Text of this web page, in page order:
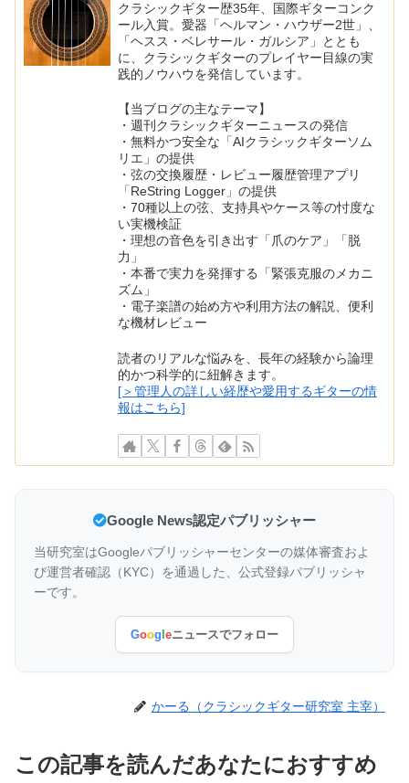
クラシックギター歴35年、国際ギターコンク
ール入賞。愛器「ヘルマン・ハウザー2世」、
「ヘスス・ベレサール・ガルシア」ととも
に、クラシックギターのプレイヤー目線の実
践的ノウハウを発信しています。
【当ブログの主なテーマ】
・週刊クラシックギターニュースの発信
・無料かつ安全な「AIクラシックギターソム
リエ」の提供
・弦の交換履歴・レビュー履歴管理アプリ
「ReString Logger」の提供
・70種以上の弦、支持具やケース等の忖度な
い実機検証
・理想の音色を引き出す「爪のケア」「脱
力」
・本番で実力を発揮する「緊張克服のメカニ
ズム」
・電子楽譜の始め方や利用方法の解説、便利
な機材レビュー
読者のリアルな悩みを、長年の経験から論理
的かつ科学的に紐解きます。
[＞管理人の詳しい経歴や愛用するギターの情
報はこちら]
Google News認定パブリッシャー
当研究室はGoogleパブリッシャーセンターの媒体審査およ
び運営者確認（KYC）を通過した、公式登録パブリッシャ
ーです。
Goog eニュースでフォロー
かーる（クラシックギター研究室 主宰）
この記事を読んだあなたにおすすめ